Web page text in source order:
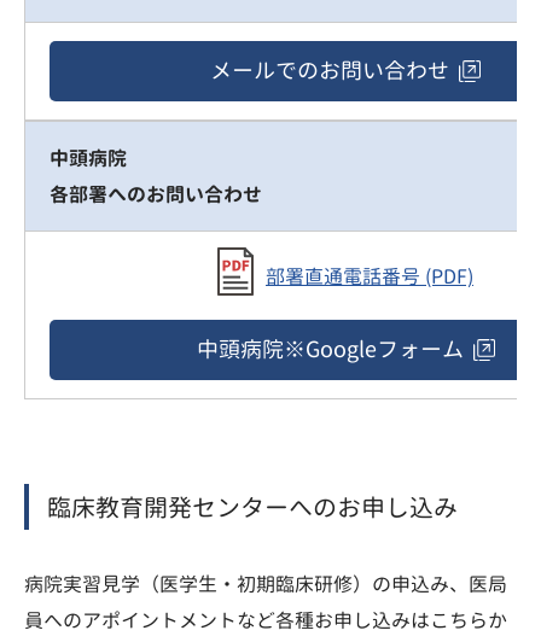
メールでのお問い合わせ
中頭病院
各部署へのお問い合わせ
部署直通電話番号 (PDF)
中頭病院※Googleフォーム
臨床教育開発センターへのお申し込み
病院実習見学（医学生・初期臨床研修）の申込み、医局
員へのアポイントメントなど各種お申し込みはこちらか